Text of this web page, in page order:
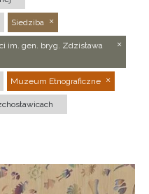
Siedziba
im. gen. bryg. Zdzisława
Muzeum Etnograficzne